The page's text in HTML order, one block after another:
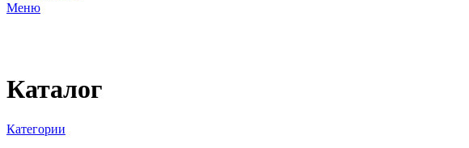
Меню
Каталог
Категории